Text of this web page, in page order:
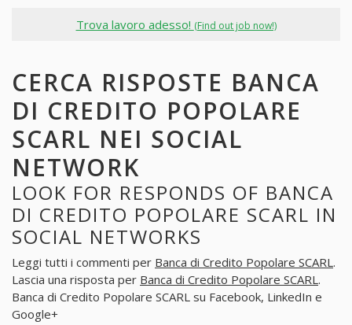
Trova lavoro adesso! (Find out job now!)
CERCA RISPOSTE BANCA
DI CREDITO POPOLARE
SCARL NEI SOCIAL
NETWORK
LOOK FOR RESPONDS OF BANCA
DI CREDITO POPOLARE SCARL IN
SOCIAL NETWORKS
Leggi tutti i commenti per Banca di Credito Popolare SCARL.
Lascia una risposta per Banca di Credito Popolare SCARL.
Banca di Credito Popolare SCARL su Facebook, LinkedIn e
Google+